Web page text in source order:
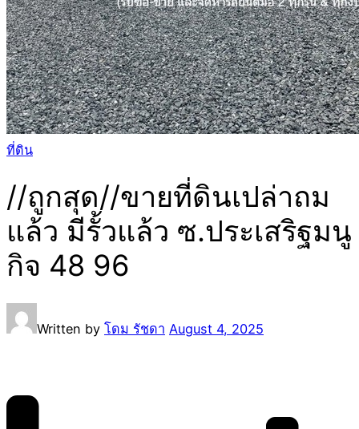
ที่ดิน
//ถูกสุด//ขายที่ดินเปล่าถม
แล้ว มีรั้วแล้ว ซ.ประเสริฐมนู
กิจ 48 96
Written by โดม รัชดา August 4, 2025